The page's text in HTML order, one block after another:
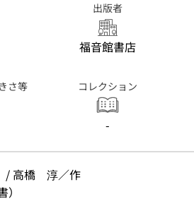
出版者
福音館書店
さ等 コレクション
-
/ 高橋　淳／作